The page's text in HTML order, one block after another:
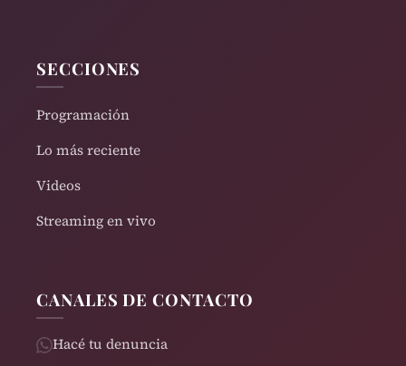
SECCIONES
Programación
Lo más reciente
Videos
Streaming en vivo
CANALES DE CONTACTO
Hacé tu denuncia